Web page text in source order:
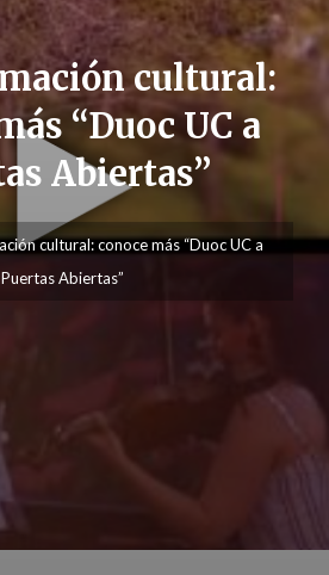
cultural:
“Duoc UC a
Abiertas”
cultural: conoce más “Duoc UC a
Puertas Abiertas”